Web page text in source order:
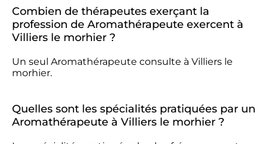
Combien de thérapeutes exerçant la
profession de Aromathérapeute exercent à
Villiers le morhier ?
Un seul Aromathérapeute consulte à Villiers le
morhier.
Quelles sont les spécialités pratiquées par un
Aromathérapeute à Villiers le morhier ?